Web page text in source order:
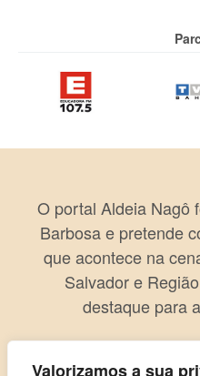
Valorizamos a sua
O portal Aldeia Nagô
Barbosa e pretende
que acontece na
Salvador e
destaque para